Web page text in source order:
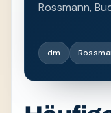
Rossmann,
dm